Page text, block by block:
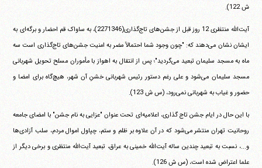
ش 122).
آیت‌الله منتظرى 12 روز قبل از جشن‌‌هاى تاج‌گذاری(2271346)، به ساواک قم احضار و برگه‌اى به
ایشان نشان می‌دهند که: "چون وجود شما احتمالاً مضر به امنیت جشن‌‌هاى تاج‌گذارى است سه
ماه به مسجد سلیمان تبعید می‌گردید"؛ پس از انتقال به اهواز با مأموران مسلح تحویل شهربانى
مسجد سلیمان می‌شود و على رغم دستور رئیس شهربانى خشنِ آن شهر، هیچ‌گاه براى امضا و
حضور و غیاب به شهربانى نمی‌رود، (س ش 123).
با این حال در ایام جشن تاج گذاری، اعلامیه‌اى تحت عنوان "عزایى به نام جشن" با امضاى جامعه
روحانیت تهران منتشر می‌شود که در آن علاوه بر ظلم و ستم، چپاول اموال مردم، سلب آزادی‌ها
و...، نسبت به تبعید چندین ساله آیت‌الله خمینى به عراق، تبعید آیت‌الله منتظرى و برخى دیگر از
علما اعتراض شده است، (س ش 126).